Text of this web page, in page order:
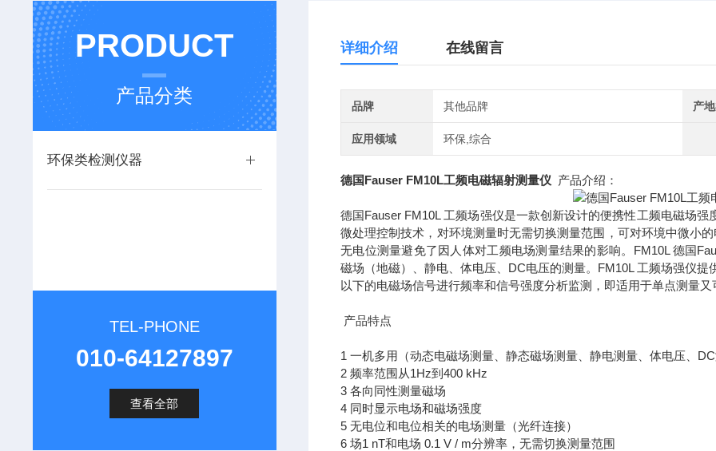
PRODUCT
产品分类
环保类检测仪器
TEL-PHONE
010-64127897
查看全部
详细介绍 在线留言
品牌 其他品牌 产
应用领域 环保,综合
德国Fauser FM10L工频电磁辐射测量仪产品介绍：
德国Fauser FM10L 工频场强仪是一款创新设计的便携性工频电磁场
微处理控制技术，对环境测量时无需切换测量范围，可对环境中微小
无电位测量避免了因人体对工频电场测量结果的影响。FM10L 德国
磁场（地磁）、静电、体电压、DC电压的测量。FM10L 工频场强仪
以下的电磁场信号进行频率和信号强度分析监测，即适用于单点测量又
产品特点
1 一机多用（动态电磁场测量、静态磁场测量、静电测量、体电压、
2 频率范围从1Hz到400 kHz
3 各向同性测量磁场
4 同时显示电场和磁场强度
5 无电位和电位相关的电场测量（光纤连接）
6 场1 nT和电场 0.1 V / m分辨率，无需切换测量范围